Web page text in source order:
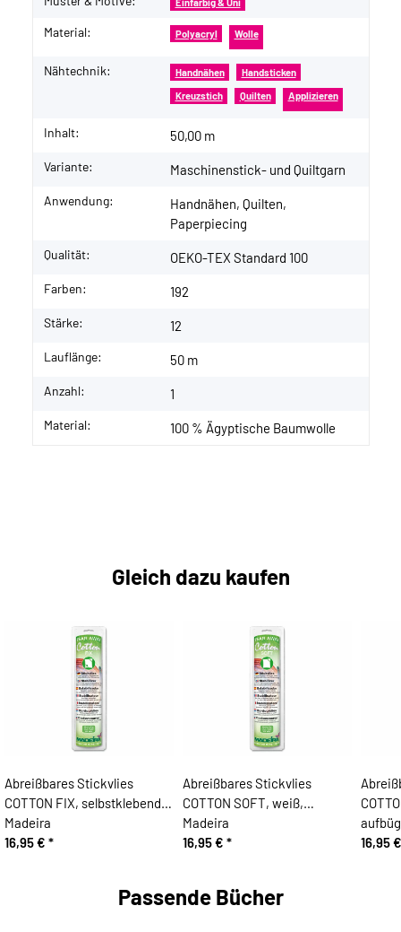
Material: Polyacryl Wolle
Nähtechnik: Handnähen Handsticken
Kreuzstich Quilten Applizieren
Inhalt: 50,00 m
Variante: Maschinenstick- und Quiltgarn
Anwendung:
Handnähen, Quilten,
Paperpiecing
Qualität: OEKO-TEX Standard 100
Farben: 192
Stärke: 12
Lauflänge: 50 m
Anzahl: 1
Material: 100 % Ägyptische Baumwolle
Gleich dazu kaufen
Abreißbares Stickvlies
COTTON FIX, selbstklebend,
Madeira
16,95 € *
Abreißbares Stickvlies
COTTON SOFT, weiß,
Madeira
16,95 € *
16,95
Passende Bücher